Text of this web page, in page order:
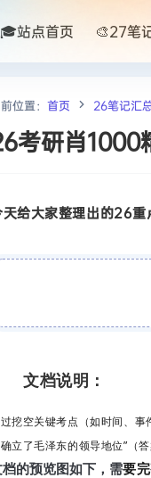
🎓站点首页 🎨27笔
位置： 首页 26笔记汇
考研肖1000
天给大家整理出的26重
文档说明：
挖空关键考点（如时间、事
立了毛泽东的领导地位”（
的预览图如下，需要